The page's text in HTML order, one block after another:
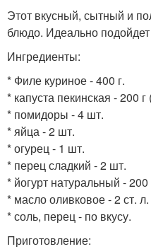
Этот вкусный, сытный и
блюдо. Идеально
Ингредиенты:
* Филе куриное - 400 г.
* капуста пекинская - 200
* помидоры - 4 шт.
* яйца - 2 шт.
* огурец - 1 шт.
* перец сладкий - 2 шт.
* йогурт натуральный - 200
* масло оливковое - 2 ст. л.
* соль, перец - по вкусу.
Приготовление: